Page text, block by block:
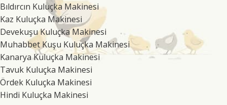
Bıldırcın Kuluçka Makinesi
Kaz Kuluçka Makinesi
Devekuşu Kuluçka Makinesi
Muhabbet Kuşu Kuluçka Makinesi
Kanarya Kuluçka Makinesi
Tavuk Kuluçka Makinesi
Ördek Kuluçka Makinesi
Hindi Kuluçka Makinesi